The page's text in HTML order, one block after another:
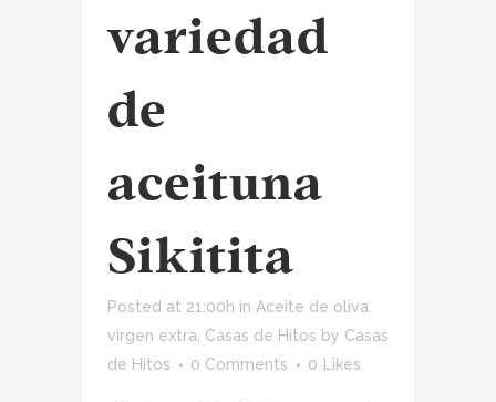
variedad
de
aceituna
Sikitita
Posted at 21:00h in Aceite de oliva
virgen extra Casas de Hitos by Casas
de Hitos
0 Comments 0 Likes